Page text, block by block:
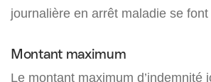
journalière en arrêt maladie se
Montant maximum
Le montant maximum d’indemnité